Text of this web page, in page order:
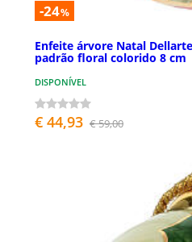
-24%
Enfeite árvore Natal
padrão floral colorido 8 cm
DISPONÍVEL
€ 44,93 € 59,00